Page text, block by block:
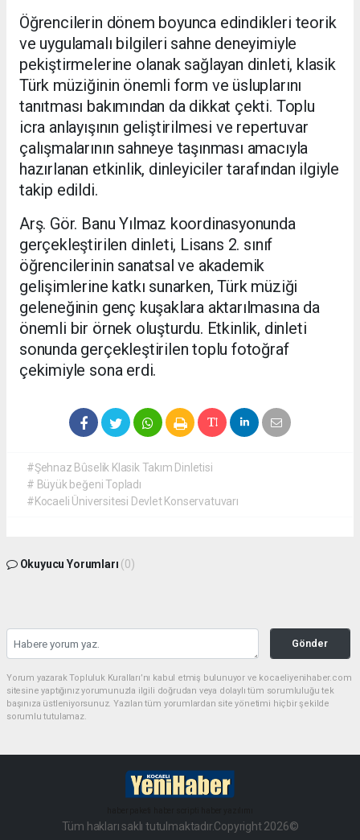
Öğrencilerin dönem boyunca edindikleri teorik
ve uygulamalı bilgileri sahne deneyimiyle
pekiştirmelerine olanak sağlayan dinleti, klasik
Türk müziğinin önemli form ve üsluplarını
tanıtması bakımından da dikkat çekti. Toplu
icra anlayışının geliştirilmesi ve repertuvar
çalışmalarının sahneye taşınması amacıyla
hazırlanan etkinlik, dinleyiciler tarafından ilgiyle
takip edildi.
Arş. Gör. Banu Yılmaz koordinasyonunda
gerçekleştirilen dinleti, Lisans 2. sınıf
öğrencilerinin sanatsal ve akademik
gelişimlerine katkı sunarken, Türk müziği
geleneğinin genç kuşaklara aktarılmasına da
önemli bir örnek oluşturdu. Etkinlik, dinleti
sonunda gerçekleştirilen toplu fotoğraf
çekimiyle sona erdi.
#Şehnaz Bûselik Klasik Takım Dinletisi
# Büyük beğeni Topladı
#Kocaeli Üniversitesi Devlet Konservatuvarı
Okuyucu Yorumları (0)
Gönder
Yorum yazarak Topluluk Kuralları’nı kabul etmiş bulunuyor ve kocaeliyenihaber.com
sitesine yaptığınız yorumunuzla ilgili doğrudan veya dolaylı tüm sorumluluğu tek
başınıza üstleniyorsunuz. Yazılan tüm yorumlardan site yönetimi hiçbir şekilde
sorumlu tutulamaz.
Tüm hakları saklı tutulmaktadır.Copyright 2026©